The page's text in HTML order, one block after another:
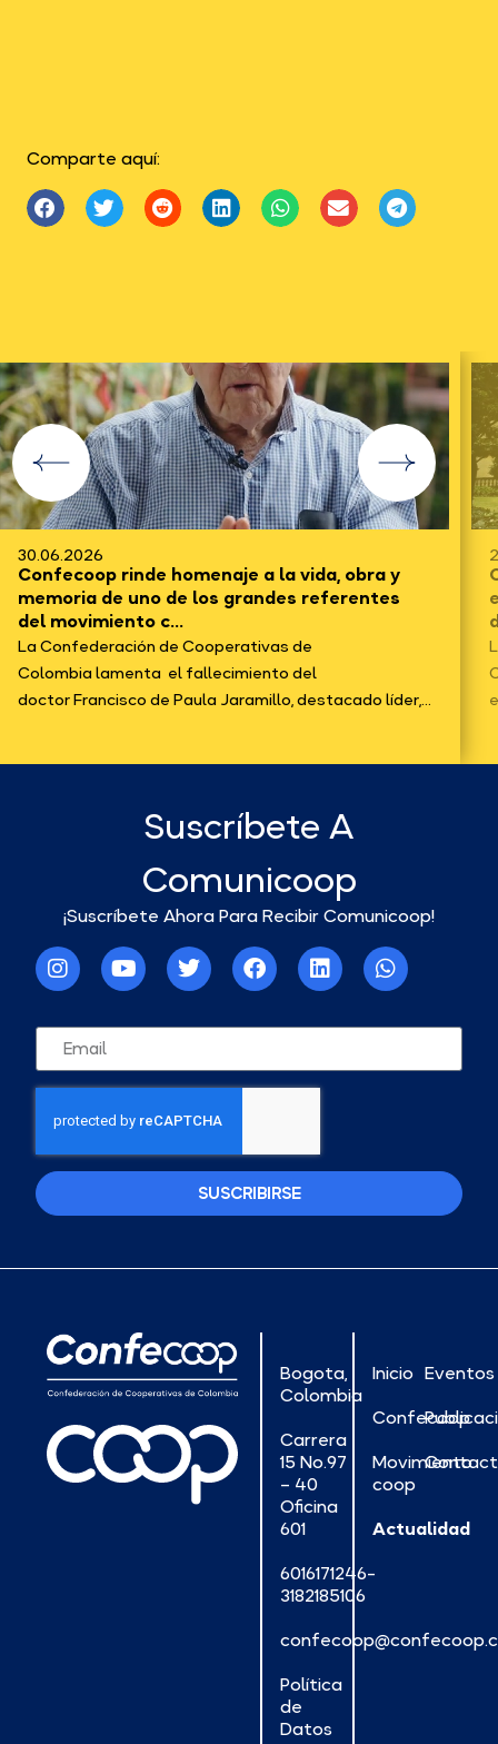
Comparte aquí:
30.06.2026
Confecoop rinde homenaje a la vida, obra y
memoria de uno de los grandes referentes
del movimiento c...
La Confederación de Cooperativas de
Colombia lamenta el fallecimiento del
doctor Francisco de Paula Jaramillo, destacado líder,...
Suscríbete A
Comunicoop
¡Suscríbete Ahora Para Recibir Comunicoop!
SUSCRIBIRSE
Bogota,
Colombia
Carrera
15 No.97
– 40
Oficina
601
6016171246-
3182185106
Política
de
Datos
Inicio
Confecoop
Movimiento
coop
Actualidad
Eventos